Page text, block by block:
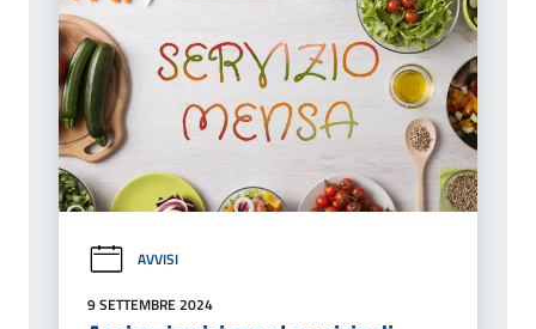
AVVISI
9 SETTEMBRE 2024